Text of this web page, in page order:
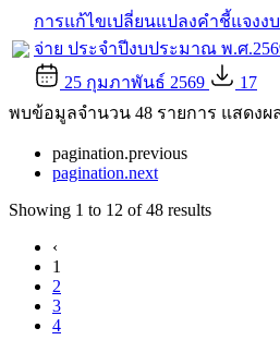
การแก้ไขเปลี่ยนแปลงคำชี้แจงง
จ่าย ประจำปีงบประมาณ พ.ศ
25 กุมภาพันธ์ 2569
17
พบข้อมูลจำนวน 48 รายการ แสดงผ
pagination.previous
pagination.next
Showing 1 to 12 of48 results
‹
1
2
3
4